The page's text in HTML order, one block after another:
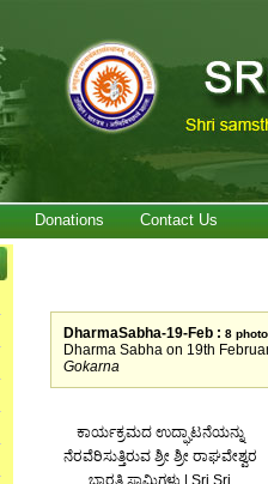
Donations Contact Us
DharmaSabha-19-Feb : 8
Dharma Sabha on 19th
Gokarna
ಕಾರ್ಯಕ್ರಮದ ಉದ್ಘಾಟನೆಯನ್ನು
ನೆರವೆರಿಸುತ್ತಿರುವ ಶ್ರೀ ಶ್ರೀ ರಾಘವೇಶ್ವರ
ಭಾರತಿ ಸ್ವಾಮಿಗಳು | Sri Sri